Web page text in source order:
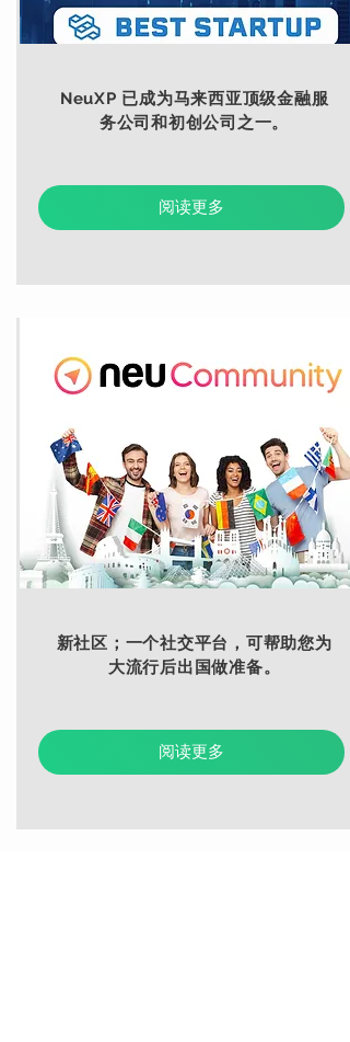
NeuXP 已成为马来西亚顶级金融服
务公司和初创公司之一。
阅读更多
新社区；一个社交平台，可帮助您为
大流行后出国做准备。
阅读更多